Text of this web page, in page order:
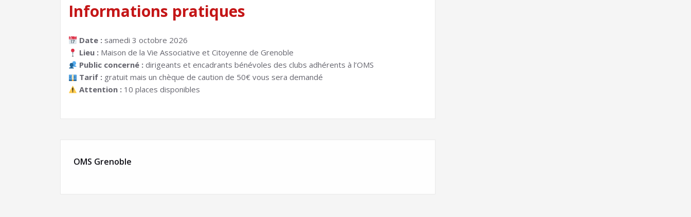
Informations pratiques
Date : samedi 3 octobre 2026
Lieu : Maison de la Vie Associative et Citoyenne de Grenoble
Public concerné : dirigeants et encadrants bénévoles des clubs adhérents à l’OMS
Tarif : gratuit mais un chèque de caution de 50€ vous sera demandé
Attention : 10 places disponibles
OMS Grenoble